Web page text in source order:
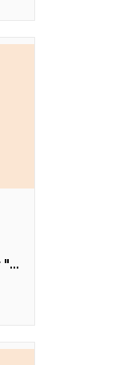
Сімейний коворкінг "Щастя"